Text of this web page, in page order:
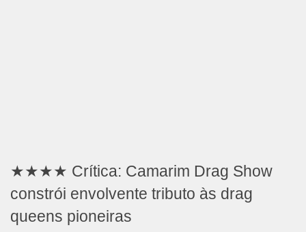
★★★★ Crítica: Camarim Drag Show
constrói envolvente tributo às drag
queens pioneiras